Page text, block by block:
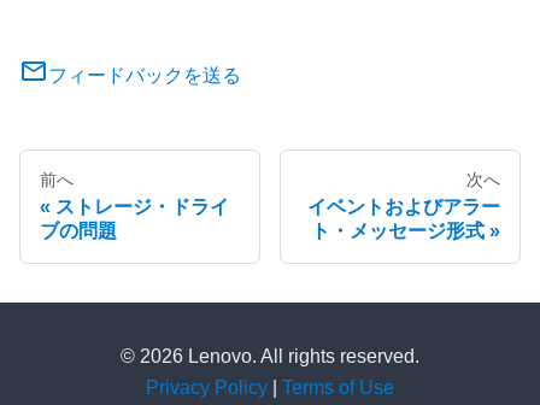
フィードバックを送る
前へ
ストレージ・ドライ
ブの問題
次へ
イベントおよびアラー
ト・メッセージ形式
© 2026 Lenovo. All rights reserved.
Privacy Policy
Terms of Use